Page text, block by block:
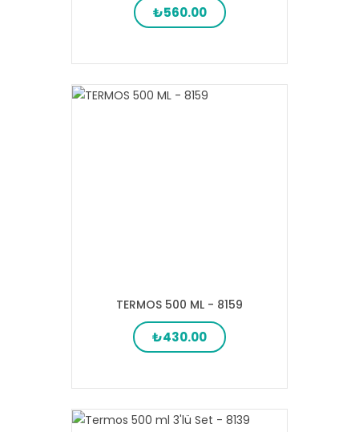
₺560.00
TERMOS 500 ML - 8159
₺430.00